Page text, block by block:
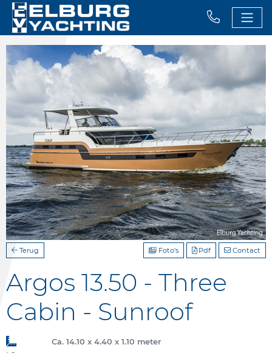
Terug Contact
Pdf
Foto's
Argos 13.50 - Three
Cabin - Sunroof
Ca. 14.10 x 4.40 x 1.10 meter